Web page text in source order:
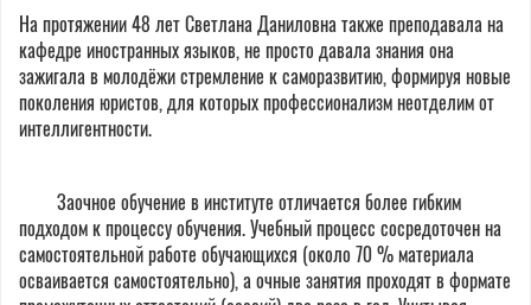
На протяжении 48 лет Светлана Даниловна также преподавала на
кафедре иностранных языков, не просто давала знания она
зажигала в молодёжи стремление к саморазвитию, формируя новые
поколения юристов, для которых профессионализм неотделим от
интеллигентности.
Заочное обучение в институте отличается более гибким
подходом к процессу обучения. Учебный процесс сосредоточен на
самостоятельной работе обучающихся (около 70 % материала
осваивается самостоятельно), а очные занятия проходят в формате